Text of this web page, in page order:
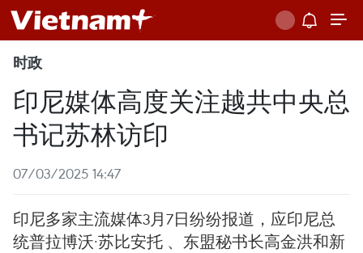
时政
印尼媒体高度关注越共中央总
书记苏林访印
07/03/2025 14:47
印尼多家主流媒体3月7日纷纷报道，应印尼总
统普拉博沃·苏比安托 、东盟秘书长高金洪和新